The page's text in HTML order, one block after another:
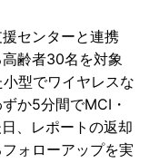
センターと連携
齢者30名を対象
型でワイヤレスな
か5分間でMCI・
、 レポートの返却
ォローアップを実